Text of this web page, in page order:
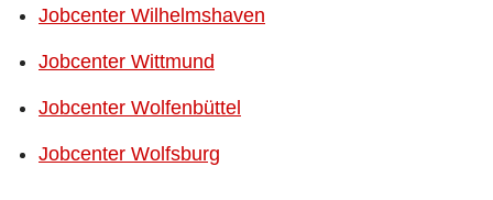
Jobcenter Wilhelmshaven
Jobcenter Wittmund
Jobcenter Wolfenbüttel
Jobcenter Wolfsburg